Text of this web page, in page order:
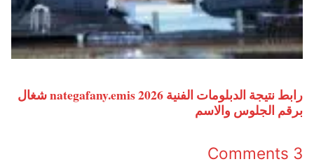
رابط نتيجة الدبلومات الفنية 2026 nategafany.emis شغال
برقم الجلوس والاسم
3 Comments